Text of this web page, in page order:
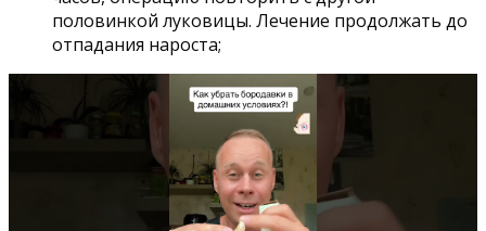
половинкой луковицы. Лечение продолжать до
отпадания нароста;